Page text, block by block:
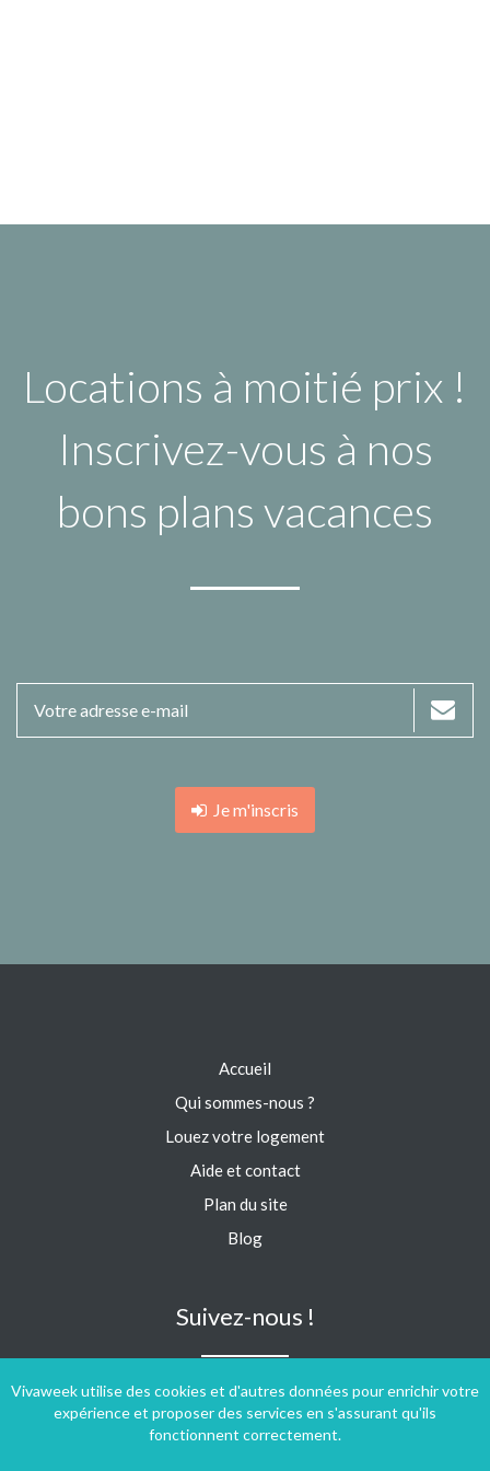
Locations à moitié prix !
Inscrivez-vous à nos
bons plans vacances
Je m'inscris
Vivaweek utilise des cookies et d'autres données pour enrichir votre
expérience et proposer des services en s'assurant qu'ils
fonctionnent correctement.
Accueil
Qui sommes-nous ?
Louez votre logement
Aide et contact
Plan du site
Blog
Suivez-nous !